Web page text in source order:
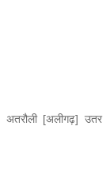
अतरौली [अलीगढ़] उतर